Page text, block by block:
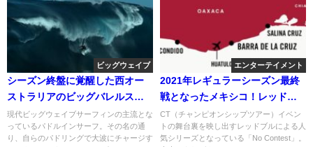
ビッグウェイブ
シーズン終盤に覚醒した西オー
ストラリアのビッグバレルスポ
ット「ザ・ライト」＠2016/7
現代ビッグウェイブサーフィンの主流とな
っているパドルインサーフ。その名の通
り、自らのパドリングで大波にチャージす
エンターテイメント
2021年レギュラーシーズン最終
戦となったメキシコ！レッドブ
ル「No Contest」
CT（チャンピオンシップツアー）イベン
トの舞台裏を映し出すレッドブルによる人
気シリーズとなっている「No Contest」。